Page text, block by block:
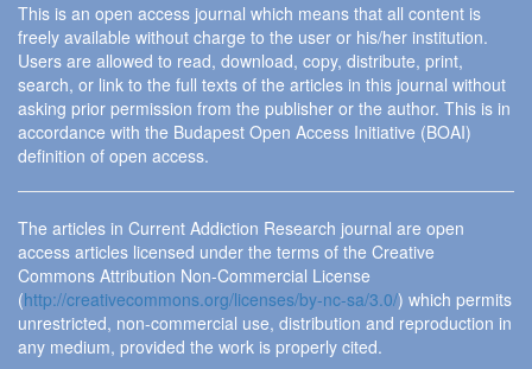
This is an open access journal which means that all content is
freely available without charge to the user or his/her institution.
Users are allowed to read, download, copy, distribute, print,
search, or link to the full texts of the articles in this journal without
asking prior permission from the publisher or the author. This is in
accordance with the Budapest Open Access Initiative (BOAI)
definition of open access.
The articles in Current Addiction Research journal are open
access articles licensed under the terms of the Creative
Commons Attribution Non-Commercial License
(http://creativecommons.org/licenses/by-nc-sa/3.0/) which permits
unrestricted, non-commercial use, distribution and reproduction in
any medium, provided the work is properly cited.